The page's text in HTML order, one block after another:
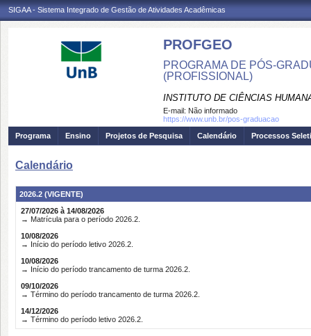
SIGAA - Sistema Integrado de Gestão de Atividades Acadêmicas
PROFGEO
PROGRAMA DE PÓS-
(PROFISSIONAL)
INSTITUTO DE CIÊNCIAS
E-mail: Não informado
https://www.unb.br/pos-graduacao
Programa
Ensino Projetos de Pesquisa Calendário Processos
Calendário
2026.2 (VIGENTE)
27/07/2026 à 14/08/2026
→ Matrícula para o período 2026.2.
10/08/2026
→ Início do período letivo 2026.2.
10/08/2026
→ Início do período trancamento de turma 2026.2.
09/10/2026
→ Término do período trancamento de turma 2026.2.
14/12/2026
→ Término do período letivo 2026.2.